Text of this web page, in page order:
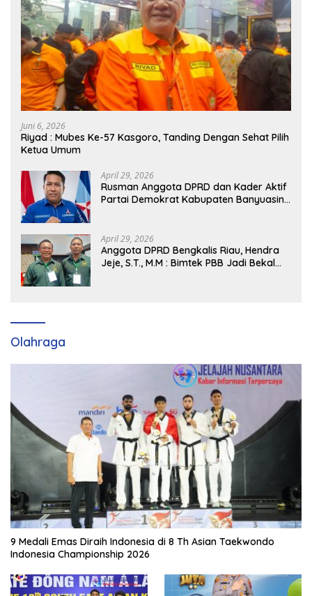
Juni 6, 2026
Riyad : Mubes Ke-57 Kasgoro, Tanding Dengan Sehat Pilih
Ketua Umum
April 29, 2026
Rusman Anggota DPRD dan Kader Aktif
Partai Demokrat Kabupaten Banyuasin
April 29, 2026
Anggota DPRD Bengkalis Riau, Hendra
Jeje, S.T., M.M : Bimtek PBB Jadi Bekal
Olahraga
9 Medali Emas Diraih Indonesia di 8 Th Asian Taekwondo
Indonesia Championship 2026